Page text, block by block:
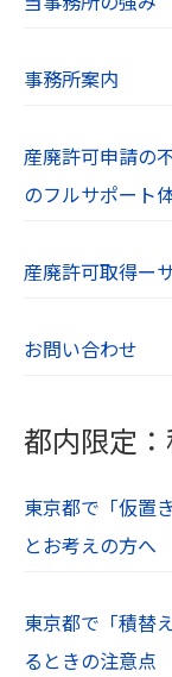
事務所案内
産廃許可申請の
のフルサポート
産廃許可取得ー
お問い合わせ
都内限定
東京都で「仮置
とお考えの方へ
東京都で「積替
るときの注意点